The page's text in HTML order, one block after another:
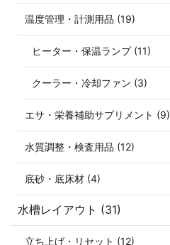
温度管理・計測用品 (19)
ヒーター・保温ランプ (11)
クーラー・冷却ファン (3)
エサ・栄養補助サプリメント (9)
水質調整・検査用品 (12)
底砂・底床材 (4)
水槽レイアウト (31)
立ち上げ・リセット (12)